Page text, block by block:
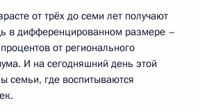
от трёх до семи лет получают
в дифференцированном размере –
от регионального
И на сегодняшний день этой
семьи, где воспитываются